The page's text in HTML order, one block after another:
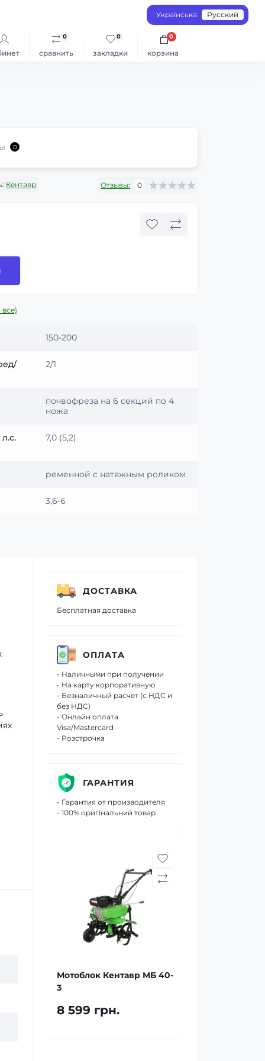
Українська Русский
сравнить
0
закладки
0
корзина
0
0
Кентавр Отзывы: 0
150-200
2/1
почвофреза на 6 секций по 4
ножа
7,0 (5,2)
ременной с натяжным роликом
3,6-6
ДОСТАВКА
Бесплатная доставка
ОПЛАТА
- Наличными при получении
- На карту корпоративную
- Безналичный расчет (с НДС и
без НДС)
- Онлайн оплата
Visa/Mastercard
- Розстрочка
ГАРАНТИЯ
- Гарантия от производителя
- 100% оригінальний товар
Мотоблок Кентавр МБ 40-
3
8 599 грн.